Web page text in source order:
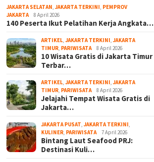
JAKARTA SELATAN ,JAKARTA TERKINI PEMPROV
JAKARTA
8 April 2026
140 Peserta Ikut Pelatihan Kerja Angkata…
ARTIKEL ,JAKARTA TERKINI ,JAKARTA
TIMUR PARIWISATA 8 April 2026
10 Wisata Gratis di Jakarta Timur
Terbar…
ARTIKEL ,JAKARTA TERKINI ,JAKARTA
TIMUR PARIWISATA 8 April 2026
Jelajahi Tempat Wisata Gratis di
Jakarta…
JAKARTA PUSAT ,JAKARTA TERKINI
KULINER PARIWISATA 7 April 2026
Bintang Laut Seafood PRJ:
Destinasi Kuli…